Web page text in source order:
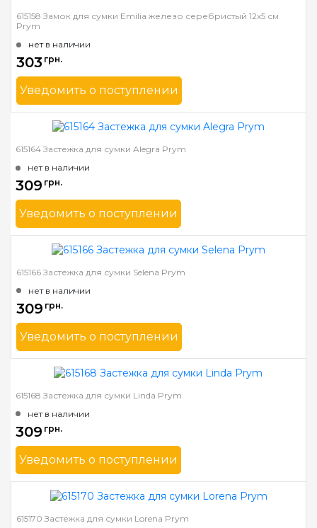
615158 Замок для сумки Emilia железо серебристый 12х5 см
Prym
нет в наличии
303 грн.
Уведомить о поступлении
Бренд
Prym
Страна-производитель
Германия
615164 Застежка для сумки Alegra Prym
нет в наличии
309 грн.
Уведомить о поступлении
Бренд
Prym
Страна-производитель
Германия
615166 Застежка для сумки Selena Prym
нет в наличии
309 грн.
Уведомить о поступлении
Бренд
Prym
Страна-производитель
Германия
615168 Застежка для сумки Linda Prym
нет в наличии
309 грн.
Уведомить о поступлении
Бренд
Prym
Страна-производитель
Германия
615170 Застежка для сумки Lorena Prym